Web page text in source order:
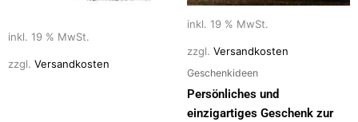
inkl. 19 % MwSt.
zzgl. Versandkosten
inkl. 19 % MwSt.
zzgl. Versandkosten
Geschenkideen
Persönliches und
einzigartiges Geschenk zur